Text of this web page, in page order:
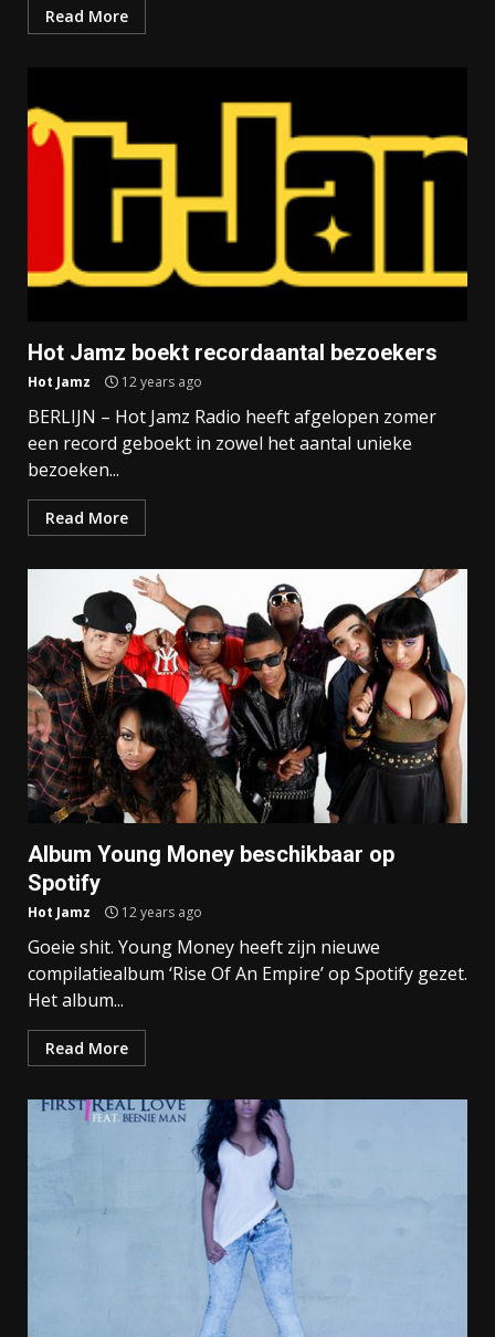
Read More
Hot Jamz boekt recordaantal bezoekers
Hot Jamz 12 years ago
BERLIJN – Hot Jamz Radio heeft afgelopen zomer
een record geboekt in zowel het aantal unieke
bezoeken...
Read More
Album Young Money beschikbaar op
Spotify
Hot Jamz 12 years ago
Goeie shit. Young Money heeft zijn nieuwe
compilatiealbum ‘Rise Of An Empire’ op Spotify gezet.
Het album...
Read More